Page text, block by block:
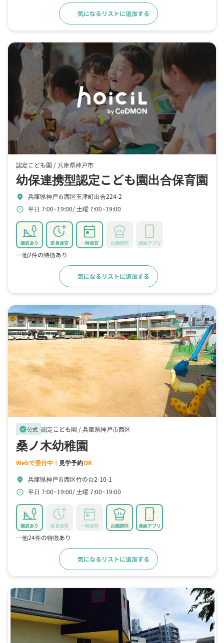
気になるリストに追加する
認定こども園 /兵庫県神戸市
幼保連携型認定こども園出合保育園
location_on 兵庫県神戸市西区玉津町出合224-2
schedule 平日 7:00~19:00 土曜 7:00~19:00
園庭あり 延長保育 一時保育 自園調理 連絡アプリ
…他2件の特徴あり
気になるリストに追加する
verified公式 認定こども園 /兵庫県神戸市西区
桑ノ木幼稚園
Webで受付中！ 見学予約OK
location_on 兵庫県神戸市西区竹の台2-10-1
schedule 平日 7:00~19:00 土曜 7:00~19:00
園庭あり 延長保育 一時保育 自園調理 連絡アプリ
…他24件の特徴あり
気になるリストに追加する